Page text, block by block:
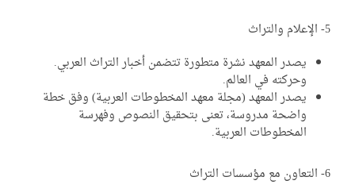
يصدر المعهد نشرة متطورة تتضمن أخبار التراث العربي.
وحركته في العالم.
يصدر المعهد (مجلة معهد المخطوطات العربية) وفق خطة
واضحة مدروسة، تعنى بتحقيق النصوص وفهرسة
المخطوطات العربية.